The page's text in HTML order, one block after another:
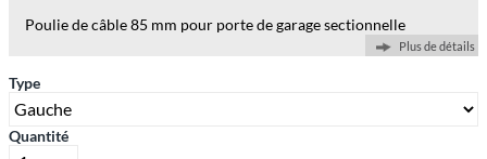
Poulie de câble 85 mm pour porte de garage sectionnelle
Plus de détails
Type
Quantité